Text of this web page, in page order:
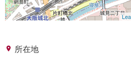
place 所在地